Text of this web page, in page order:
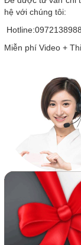
hệ với chúng tôi:
Miễn phí Video +